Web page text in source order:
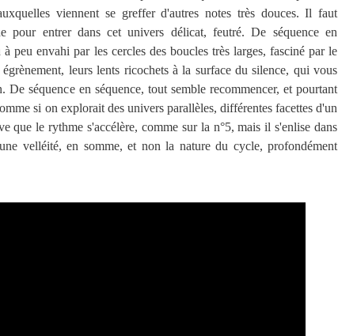
viennent se greffer d'autres notes très douces. Il faut
pour entrer dans cet univers délicat, feutré. De séquence en
à peu envahi par les cercles des boucles très larges, fasciné par le
leurs lents ricochets à la surface du silence, qui vous
De séquence en séquence, tout semble recommencer, et pourtant
si on explorait des univers parallèles, différentes facettes d'un
que le rythme s'accélère, comme sur la n°5, mais il s'enlise dans
velléité, en somme, et non la nature du cycle, profondément